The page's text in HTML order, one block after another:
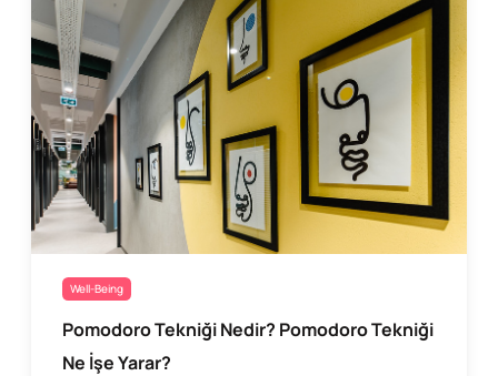
Well-Being
Pomodoro Tekniği Nedir? Pomodoro Tekniği
Ne İşe Yarar?